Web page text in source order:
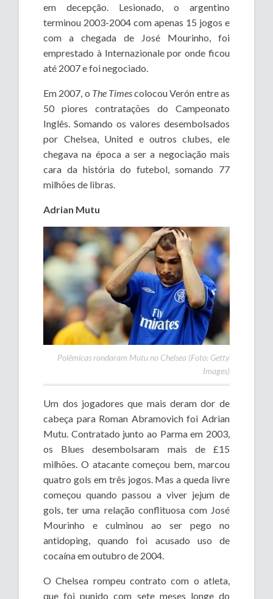
em decepção. Lesionado, o argentino
terminou 2003-2004 com apenas 15 jogos e
com a chegada de José Mourinho, foi
emprestado à Internazionale por onde ficou
até 2007 e foi negociado.
Em 2007, o The Timescolocou Verón entre as
50 piores contratações do Campeonato
Inglês. Somando os valores desembolsados
por Chelsea, United e outros clubes, ele
chegava na época a ser a negociação mais
cara da história do futebol, somando 77
milhões de libras.
Adrian Mutu
Polêmicas rondaram Mutu no Chelsea (Foto: Getty
Images)
Um dos jogadores que mais deram dor de
cabeça para Roman Abramovich foi Adrian
Mutu. Contratado junto ao Parma em 2003,
os Blues desembolsaram mais de £15
milhões. O atacante começou bem, marcou
quatro gols em três jogos. Mas a queda livre
começou quando passou a viver jejum de
gols, ter uma relação conflituosa com José
Mourinho e culminou ao ser pego no
antidoping, quando foi acusado uso de
cocaína em outubro de 2004.
O Chelsea rompeu contrato com o atleta,
que foi punido com sete meses longe do